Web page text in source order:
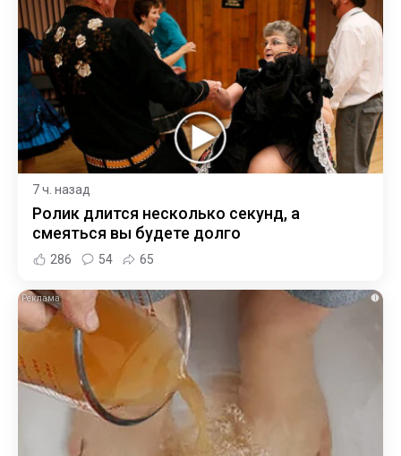
7 ч. назад
Ролик длится несколько секунд, а
смеяться вы будете долго
286 54 65
i